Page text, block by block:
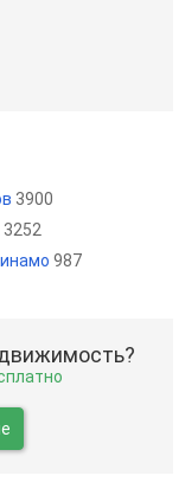
3900
3252
987